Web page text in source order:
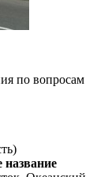
по вопросам
название